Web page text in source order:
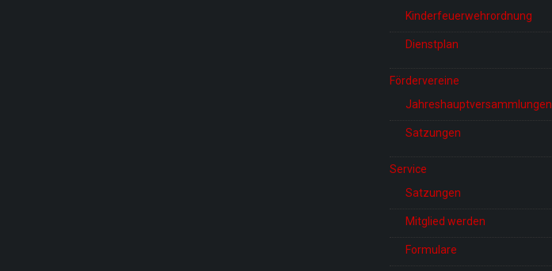
Kinderfeuerwehrordnung
Dienstplan
Fördervereine
Jahreshauptversammlungen
Satzungen
Service
Satzungen
Mitglied werden
Formulare